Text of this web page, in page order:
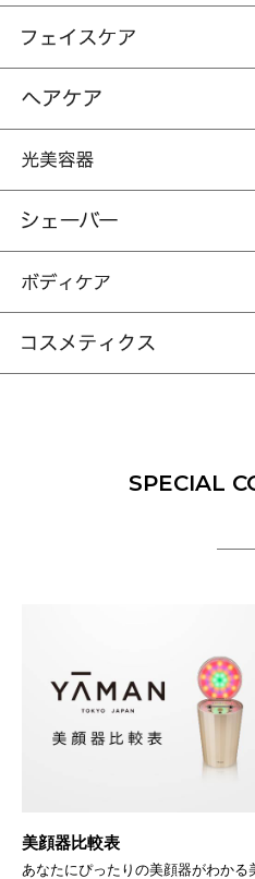
SPECIAL
美顔器比較表
あなたにぴったりの美顔器がわかる